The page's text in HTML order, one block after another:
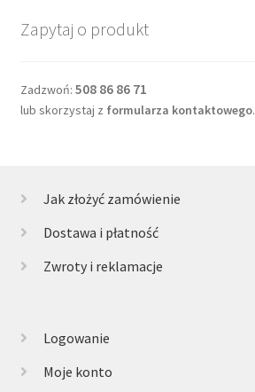
Zapytaj o produkt
Zadzwoń: 508 86 86 71
lub skorzystaj z formularza kontaktowego.
Jak złożyć zamówienie
Dostawa i płatność
Zwroty i reklamacje
Logowanie
Moje konto